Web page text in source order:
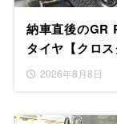
納車直後のGR
タイヤ【クロ
2026年8月8日